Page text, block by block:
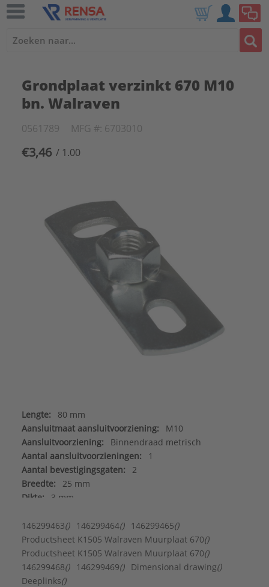
Grondplaat verzinkt 670 M10
bn. Walraven
0561789 MFG #: 6703010
€3,46 / 1.00
Lengte:
80 mm
Aansluitmaat aansluitvoorziening:
M10
Aansluitvoorziening:
Binnendraad metrisch
Aantal aansluitvoorzieningen:
1
Aantal bevestigingsgaten:
2
Breedte:
25 mm
Dikte:
3 mm
Hartafstand aansluitvoorzieningen: 50 - 50 mm
Laagdikte oppervlaktebescherming: 5 µm
Materiaal:
Staal
Max. belasting: 2500 N
Merk:
Walraven
146299463() 146299464() 146299465()
Productsheet K1505 Walraven Muurplaat 670()
Productsheet K1505 Walraven Muurplaat 670()
146299468() 146299469() Dimensional drawing()
Deeplinks()